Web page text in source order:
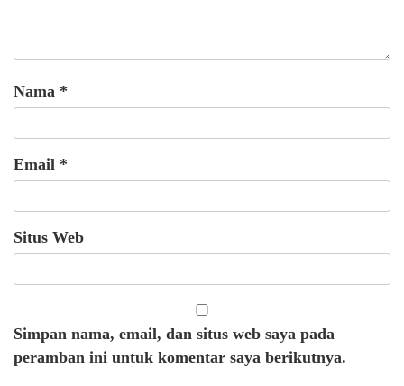
Nama *
Email *
Situs Web
Simpan nama, email, dan situs web saya pada
peramban ini untuk komentar saya berikutnya.